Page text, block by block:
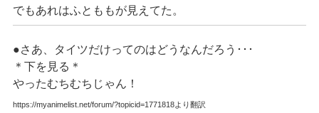
でもあれはふとももが見えてた。
●さあ、タイツだけってのはどうなんだろう･･･
＊下を見る＊
やったむちむちじゃん！
https://myanimelist.net/forum/?topicid=1771818より翻訳